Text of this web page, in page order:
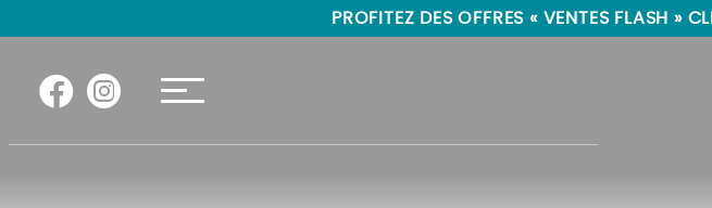
PROFITEZ DES OFFRES « VENTES FLASH »